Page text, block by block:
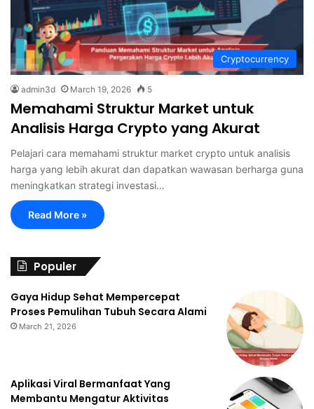
Cryptocurrency
admin3d March 19, 2026 5
Memahami Struktur Market untuk
Analisis Harga Crypto yang Akurat
Pelajari cara memahami struktur market crypto untuk analisis
harga yang lebih akurat dan dapatkan wawasan berharga guna
meningkatkan strategi investasi…
Read More »
Populer
Gaya Hidup Sehat Mempercepat
Proses Pemulihan Tubuh Secara Alami
March 21, 2026
Aplikasi Viral Bermanfaat Yang
Membantu Mengatur Aktivitas